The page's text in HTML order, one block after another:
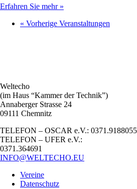
Erfahren Sie mehr »
« Vorherige Veranstaltungen
Weltecho
(im Haus “Kammer der Technik”)
Annaberger Strasse 24
09111 Chemnitz
TELEFON – OSCAR e.V.: 0371.9188055
TELEFON – UFER e.V.:
0371.364691
INFO@WELTECHO.EU
Vereine
Datenschutz